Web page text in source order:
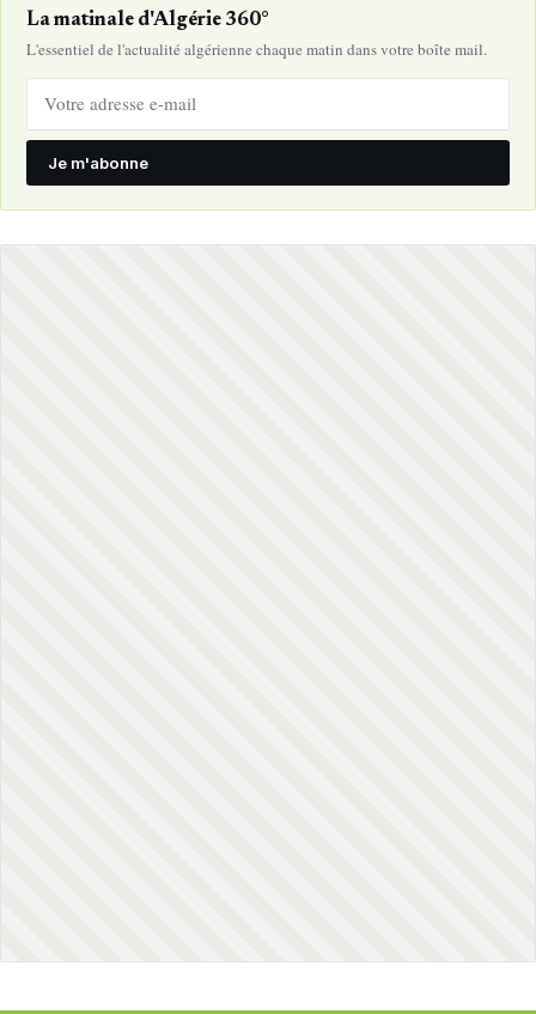
La matinale d'Algérie 360°
L'essentiel de l'actualité algérienne chaque matin dans votre boîte mail.
Je m'abonne